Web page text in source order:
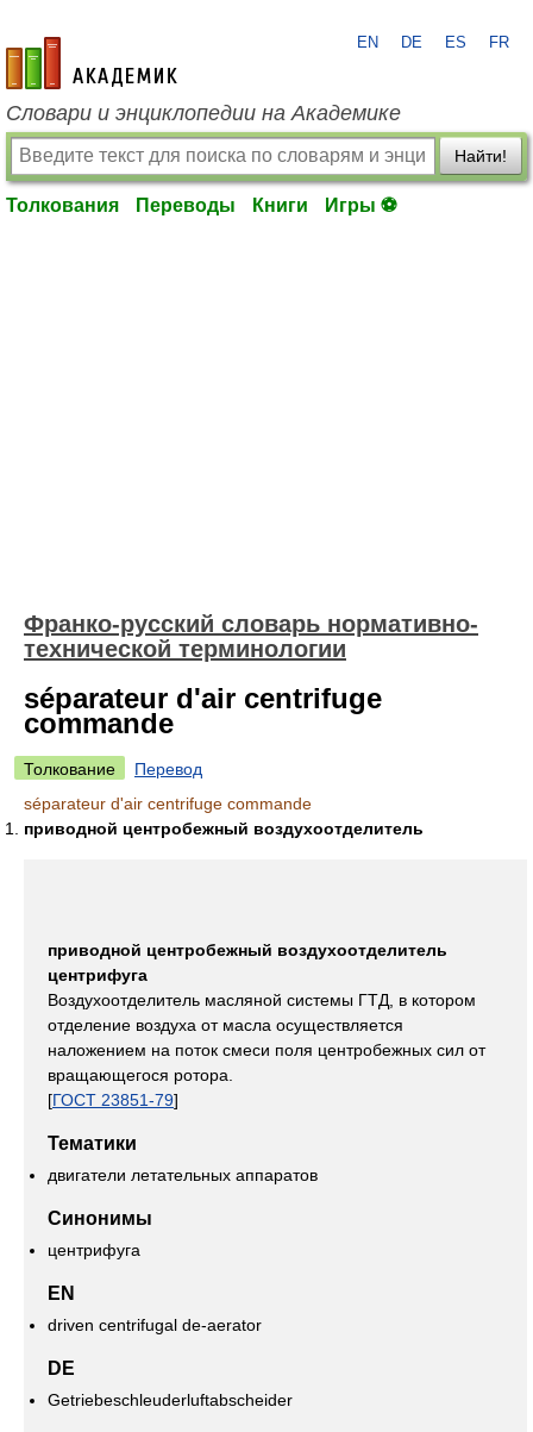
academic.ru
EN DE ES FR
Словари и энциклопедии на Академике
Найти!
Толкования Переводы Книги Игры ⚽
Франко-русский словарь нормативно-
технической терминологии
séparateur d'air centrifuge
commande
Толкование
Перевод
séparateur d'air centrifuge commande
приводной центробежный воздухоотделитель
приводной центробежный воздухоотделитель
центрифуга
Воздухоотделитель масляной системы ГТД, в котором
отделение воздуха от масла осуществляется
наложением на поток смеси поля центробежных сил от
вращающегося ротора.
[ГОСТ 23851-79]
Тематики
двигатели летательных аппаратов
Синонимы
центрифуга
EN
driven centrifugal de-aerator
DE
Getriebeschleuderluftabscheider